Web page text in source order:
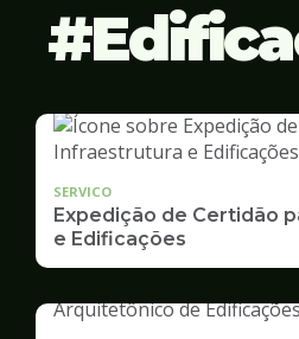
SERVICO
Expedição de Certidão
e Edificações